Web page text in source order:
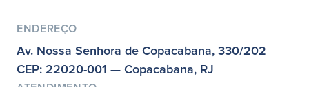
ENDEREÇO
Av. Nossa Senhora de Copacabana, 330/202
CEP: 22020-001 — Copacabana, RJ